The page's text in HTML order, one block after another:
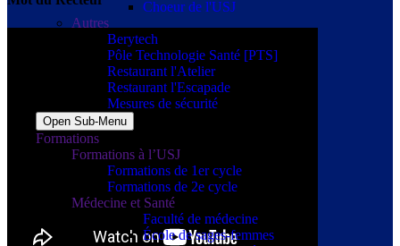
Choeur de l'USJ
Autres
Berytech
Pôle Technologie Santé [PTS]
Restaurant l'Atelier
Restaurant l'Escapade
Mesures de sécurité
Open Sub-Menu
Formations
Formations à l’USJ
Formations de 1er cycle
Formations de 2e cycle
Médecine et Santé
Faculté de médecine
École de sages-femmes